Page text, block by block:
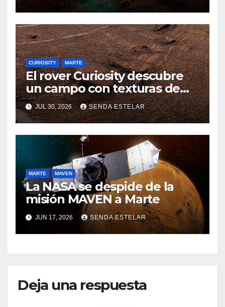
CURIOSITY MARTE
El rover Curiosity descubre
un campo con texturas de
panal
JUL 30, 2026 SENDA ESTELAR
MARTE MAVEN
La NASA se despide de la
misión MAVEN a Marte
JUN 17, 2026 SENDA ESTELAR
Deja una respuesta